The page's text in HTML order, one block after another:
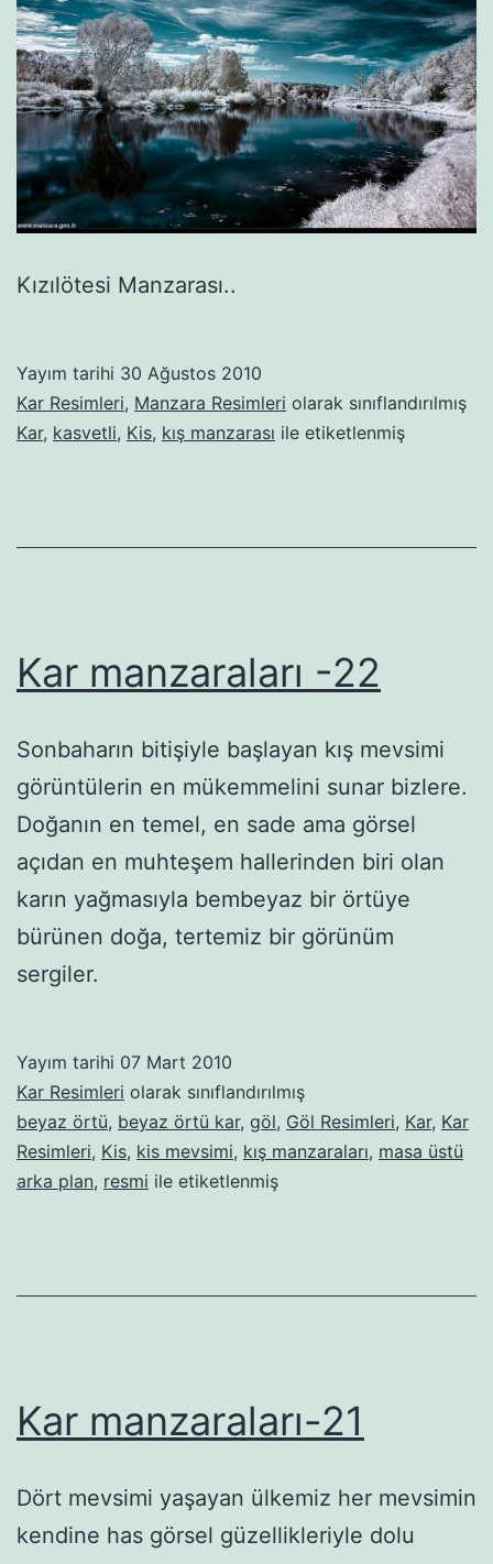
Kızılötesi Manzarası..
Yayım tarihi 30 Ağustos 2010
Kar Resimleri, Manzara Resimleri olarak sınıflandırılmış
Kar, kasvetli, Kis, kış manzarası ile etiketlenmiş
Kar manzaraları -22
Sonbaharın bitişiyle başlayan kış mevsimi
görüntülerin en mükemmelini sunar bizlere.
Doğanın en temel, en sade ama görsel
açıdan en muhteşem hallerinden biri olan
karın yağmasıyla bembeyaz bir örtüye
bürünen doğa, tertemiz bir görünüm
sergiler.
Yayım tarihi 07 Mart 2010
Kar Resimleri olarak sınıflandırılmış
beyaz örtü, beyaz örtü kar, göl, Göl Resimleri, Kar, Kar
Resimleri, Kis, kis mevsimi, kış manzaraları, masa üstü
arka plan, resmi ile etiketlenmiş
Kar manzaraları-21
Dört mevsimi yaşayan ülkemiz her mevsimin
kendine has görsel güzellikleriyle dolu